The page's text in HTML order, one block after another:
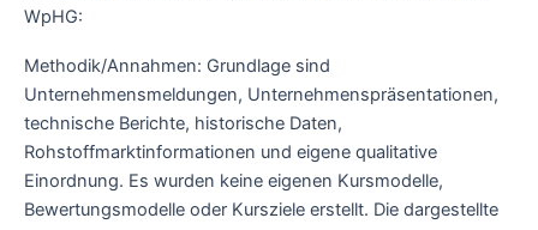
WpHG:
Methodik/Annahmen: Grundlage sind
Unternehmensmeldungen, Unternehmenspräsentationen,
technische Berichte, historische Daten,
Rohstoffmarktinformationen und eigene qualitative
Einordnung. Es wurden keine eigenen Kursmodelle,
Bewertungsmodelle oder Kursziele erstellt. Die dargestellte